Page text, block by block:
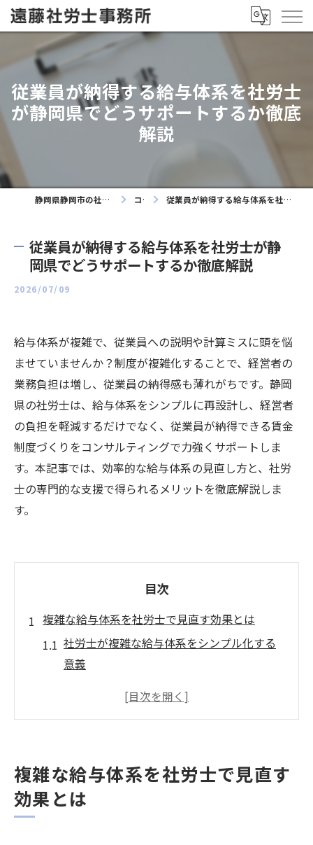
従業員が納得する給与体系を社労士
が静岡県でどうサポートするか徹底
解説
静岡県静岡市の社労士なら遠藤社労士事務所 コラム 従業員が納得する給与体系を社労士が静岡県でどうサポートするか徹底解説
従業員が納得する給与体系を社労士が静
岡県でどうサポートするか徹底解説
2026/07/09
給与体系が複雑で、従業員への説明や計算ミスに頭を悩
ませていませんか？制度が複雑化することで、経営者の
業務負担は増し、従業員の納得感も薄れがちです。静岡
県の社労士は、給与体系をシンプルに再設計し、経営者
の負担を軽減するだけでなく、従業員が納得できる賃金
制度づくりをコンサルティングで力強くサポートしま
す。本記事では、効率的な給与体系の見直し方と、社労
士の専門的な支援で得られるメリットを徹底解説しま
す。
目次
複雑な給与体系を社労士で見直す効果とは
社労士が複雑な給与体系をシンプル化する
意義
給与体系見直しで社労士がもたらす納得感
静岡県の社労士が給与体系改革で果たす役
割
複雑な給与体系を社労士で見直す
効果とは